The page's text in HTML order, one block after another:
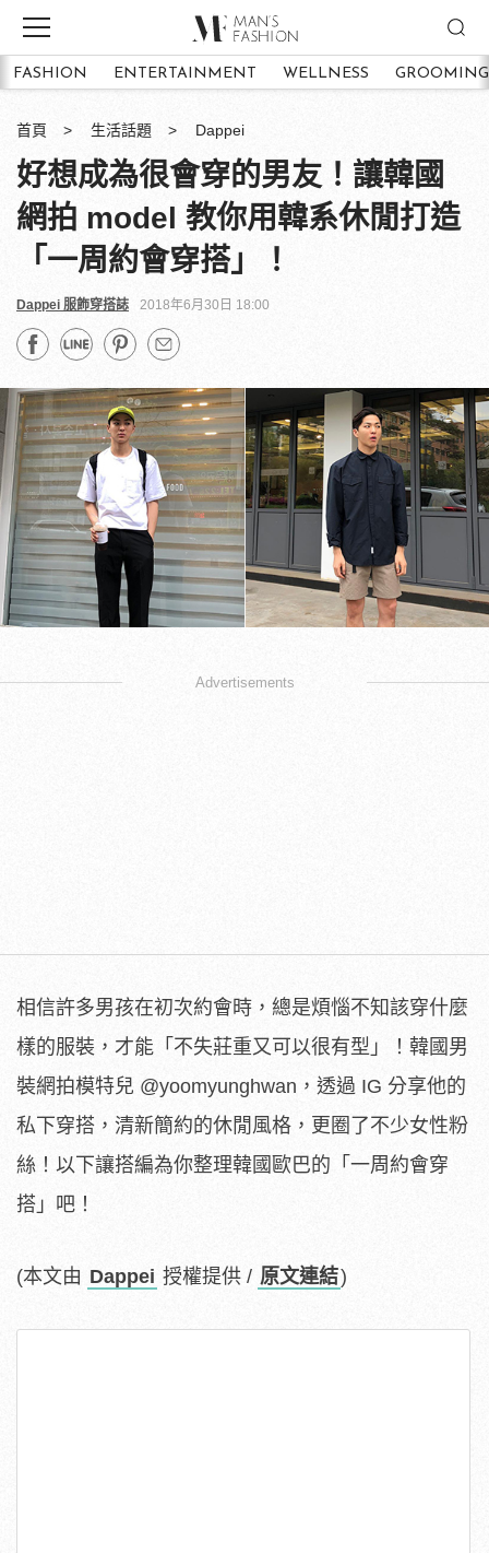
FASHION ENTERTAINMENT WELLNESS GROOMING
首頁 生活話題 Dappei
好想成為很會穿的男友！讓韓國
網拍 model 教你用韓系休閒打造
「一周約會穿搭」！
Dappei 服飾穿搭誌 2018年6月30日 18:00
Advertisements
相信許多男孩在初次約會時，總是煩惱不知該穿什麼
樣的服裝，才能「不失莊重又可以很有型」！韓國男
裝網拍模特兒 @yoomyunghwan，透過 IG 分享他的
私下穿搭，清新簡約的休閒風格，更圈了不少女性粉
絲！以下讓搭編為你整理韓國歐巴的「一周約會穿
搭」吧！
(本文由 Dappei 授權提供 / 原文連結)